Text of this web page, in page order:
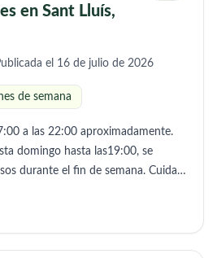
en Sant Lluís,
el 16 de julio de 2026
de semana
a las 22:00 aproximadamente.
domingo hasta las19:00, se
durante el fin de semana. Cuidar
fuerza, no tiene otros problemas.
de conversación , juegos de